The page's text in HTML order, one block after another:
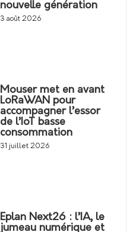
nouvelle génération
3 août 2026
Mouser met en avant
LoRaWAN pour
accompagner l’essor
de l’IoT basse
consommation
31 juillet 2026
Eplan Next26 : l’IA, le
jumeau numérique et